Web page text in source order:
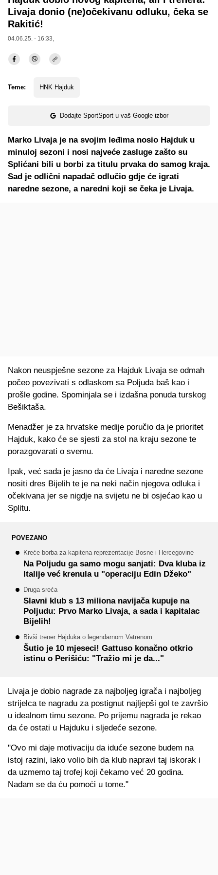
Livaja donio (ne)očekivanu odluku, čeka se
Rakitić!
04.06.25. - 16:33,
Teme: HNK Hajduk
Dodajte SportSport u vaš Google izbor
Marko Livaja je na svojim leđima nosio Hajduk u
minuloj sezoni i nosi najveće zasluge zašto su
Splićani bili u borbi za titulu prvaka do samog kraja.
Sad je odlični napadač odlučio gdje će igrati
naredne sezone, a naredni koji se čeka je Livaja.
Nakon neuspješne sezone za Hajduk Livaja se odmah
počeo povezivati s odlaskom sa Poljuda baš kao i
prošle godine. Spominjala se i izdašna ponuda turskog
Bešiktaša.
Menadžer je za hrvatske medije poručio da je prioritet
Hajduk, kako će se sjesti za stol na kraju sezone te
porazgovarati o svemu.
Ipak, već sada je jasno da će Livaja i naredne sezone
nositi dres Bijelih te je na neki način njegova odluka i
očekivana jer se nigdje na svijetu ne bi osjećao kao u
Splitu.
POVEZANO
Kreće borba za kapitena reprezentacije Bosne i Hercegovine
Na Poljudu ga samo mogu sanjati: Dva kluba iz
Italije već krenula u "operaciju Edin Džeko"
Druga sreća
Slavni klub s 13 miliona navijača kupuje na
Poljudu: Prvo Marko Livaja, a sada i kapitalac
Bijelih!
Bivši trener Hajduka o legendarnom Vatrenom
Šutio je 10 mjeseci! Gattuso konačno otkrio
istinu o Perišiću: "Tražio mi je da..."
Livaja je dobio nagrade za najboljeg igrača i najboljeg
strijelca te nagradu za postignut najljepši gol te završio
u idealnom timu sezone. Po prijemu nagrada je rekao
da će ostati u Hajduku i sljedeće sezone.
"Ovo mi daje motivaciju da iduće sezone budem na
istoj razini, iako volio bih da klub napravi taj iskorak i
da uzmemo taj trofej koji čekamo već 20 godina.
Nadam se da ću pomoći u tome."